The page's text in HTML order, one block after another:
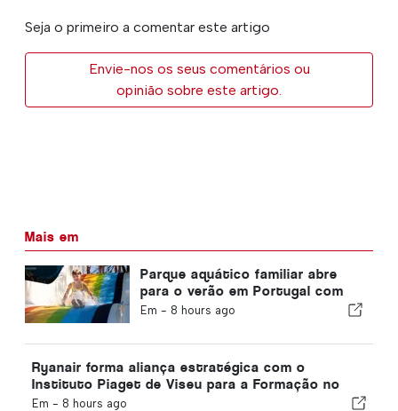
Seja o primeiro a comentar este artigo
Envie-nos os seus comentários ou
opinião sobre este artigo.
Mais em
Parque aquático familiar abre
para o verão em Portugal com
ingressos de €2
Em - 8 hours ago
Ryanair forma aliança estratégica com o
Instituto Piaget de Viseu para a Formação no
Setor da Aviação em Portugal
Em - 8 hours ago